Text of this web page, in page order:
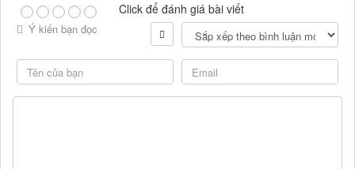
Click để đánh giá bài viết
Ý kiến bạn đọc